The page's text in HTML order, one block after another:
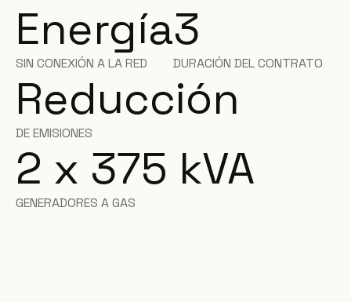
Energía
SIN CONEXIÓN A LA RED
3
DURACIÓN DEL CONTRATO
Reducción
DE EMISIONES
2 x 375 kVA
GENERADORES A GAS